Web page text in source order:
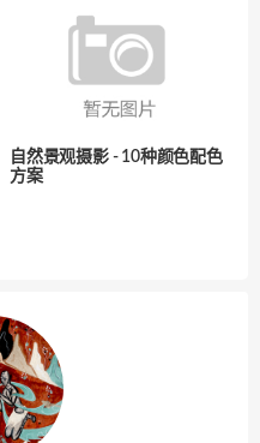
自然景观摄影 - 10种颜色配色
方案